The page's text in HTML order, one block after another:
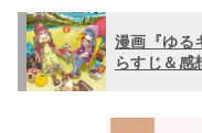
漫画『ゆる
らすじ＆感